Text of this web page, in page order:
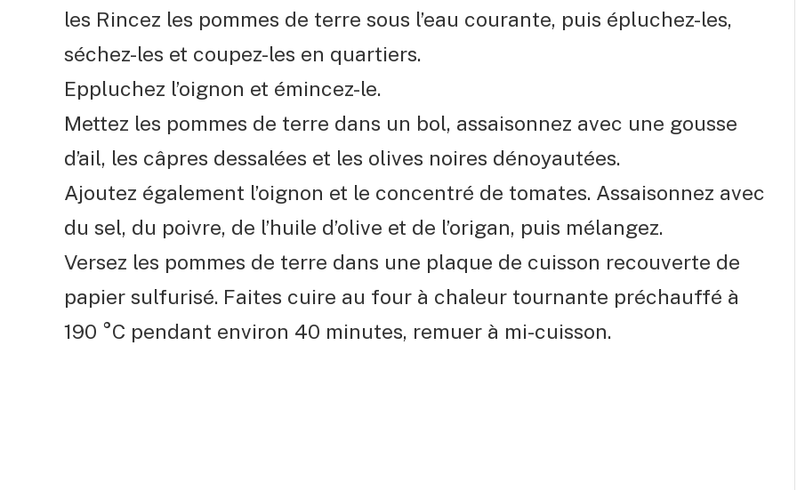
les Rincez les pommes de terre sous l’eau courante, puis épluchez-les,
séchez-les et coupez-les en quartiers.
Eppluchez l’oignon et émincez-le.
Mettez les pommes de terre dans un bol, assaisonnez avec une gousse
d’ail, les câpres dessalées et les olives noires dénoyautées.
Ajoutez également l’oignon et le concentré de tomates. Assaisonnez avec
du sel, du poivre, de l’huile d’olive et de l’origan, puis mélangez.
Versez les pommes de terre dans une plaque de cuisson recouverte de
papier sulfurisé. Faites cuire au four à chaleur tournante préchauffé à
190 °C pendant environ 40 minutes, remuer à mi-cuisson.